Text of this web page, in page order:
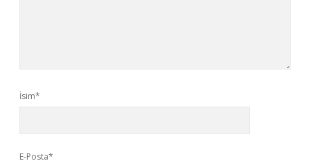
İsim*
E-Posta*